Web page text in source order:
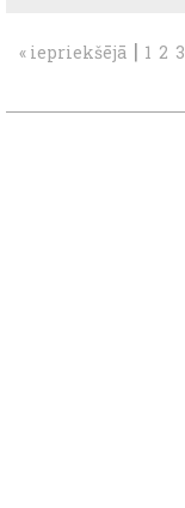
« iepriekšējā | 1 2 3